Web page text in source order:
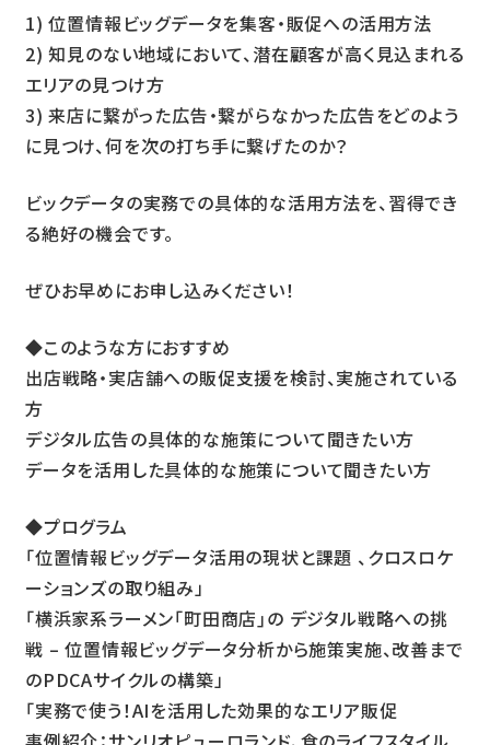
1) 位置情報ビッグデータを集客・販促への活用方法
2) 知見のない地域において、潜在顧客が高く見込まれる
エリアの見つけ方
3) 来店に繋がった広告・繋がらなかった広告をどのよう
に見つけ、何を次の打ち手に繋げたのか？
ビックデータの実務での具体的な活用方法を、習得でき
る絶好の機会です。
ぜひお早めにお申し込みください！
◆このような方におすすめ
出店戦略・実店舗への販促支援を検討、実施されている
方
デジタル広告の具体的な施策について聞きたい方
データを活用した具体的な施策について聞きたい方
◆プログラム
「位置情報ビッグデータ活用の現状と課題 、クロスロケ
ーションズの取り組み」
「横浜家系ラーメン｢町田商店｣の デジタル戦略への挑
戦 – 位置情報ビッグデータ分析から施策実施、改善まで
のPDCAサイクルの構築」
「実務で使う！AIを活用した効果的なエリア販促